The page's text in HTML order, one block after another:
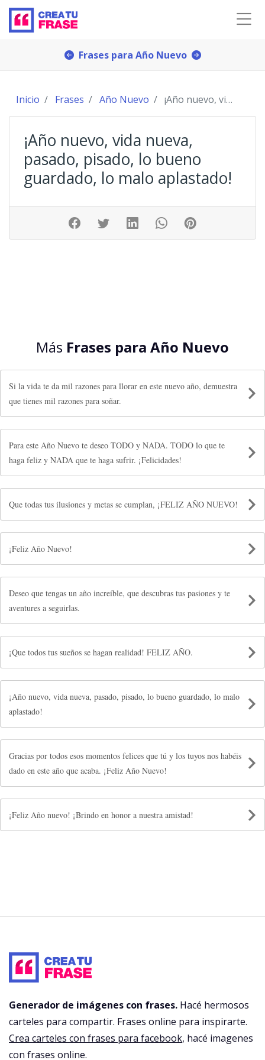
Frases para Año Nuevo
Inicio Frases Año Nuevo ¡Año nuevo, vida nueva, pasado, pisado, lo buen
¡Año nuevo, vida nueva,
pasado, pisado, lo bueno
guardado, lo malo aplastado!
Más Frases para Año Nuevo
Si la vida te da mil razones para llorar en este nuevo año, demuestra
que tienes mil razones para soñar.
Para este Año Nuevo te deseo TODO y NADA. TODO lo que te
haga feliz y NADA que te haga sufrir. ¡Felicidades!
Que todas tus ilusiones y metas se cumplan, ¡FELIZ AÑO NUEVO!
¡Feliz Año Nuevo!
Deseo que tengas un año increíble, que descubras tus pasiones y te
aventures a seguirlas.
¡Que todos tus sueños se hagan realidad! FELIZ AÑO.
¡Año nuevo, vida nueva, pasado, pisado, lo bueno guardado, lo malo
aplastado!
Gracias por todos esos momentos felices que tú y los tuyos nos habéis
dado en este año que acaba. ¡Feliz Año Nuevo!
¡Feliz Año nuevo! ¡Brindo en honor a nuestra amistad!
Generador de imágenes con frases. Hacé hermosos
carteles para compartir. Frases online para inspirarte.
Crea carteles con frases para facebook, hacé imagenes
con frases online.